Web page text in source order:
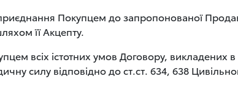
Покупцем до запропонованої
її Акцепту.
всіх істотних умов Договору, викладених в
силу відповідно до ст.ст. 634, 638